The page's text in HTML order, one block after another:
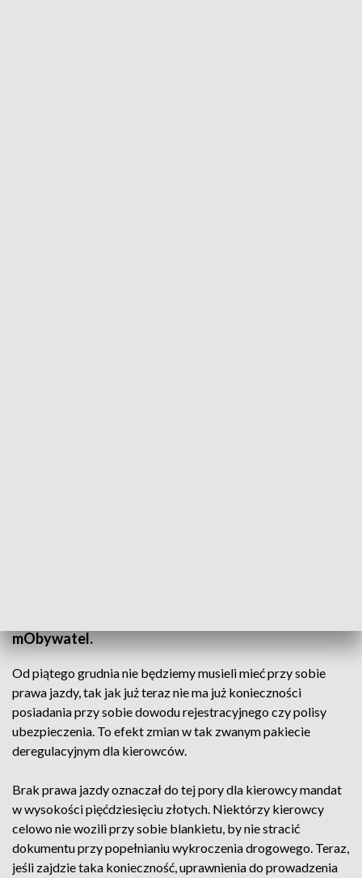
mObywatel.
Od piątego grudnia nie będziemy musieli mieć przy sobie
prawa jazdy, tak jak już teraz nie ma już konieczności
posiadania przy sobie dowodu rejestracyjnego czy polisy
ubezpieczenia. To efekt zmian w tak zwanym pakiecie
deregulacyjnym dla kierowców.
Brak prawa jazdy oznaczał do tej pory dla kierowcy mandat
w wysokości pięćdziesięciu złotych. Niektórzy kierowcy
celowo nie wozili przy sobie blankietu, by nie stracić
dokumentu przy popełnianiu wykroczenia drogowego. Teraz,
jeśli zajdzie taka konieczność, uprawnienia do prowadzenia